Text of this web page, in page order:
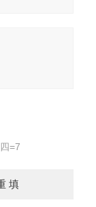
=7